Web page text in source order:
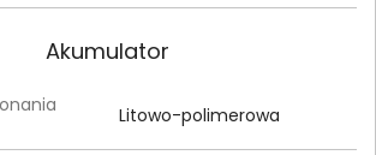
Akumulator
Litowo-polimerowa